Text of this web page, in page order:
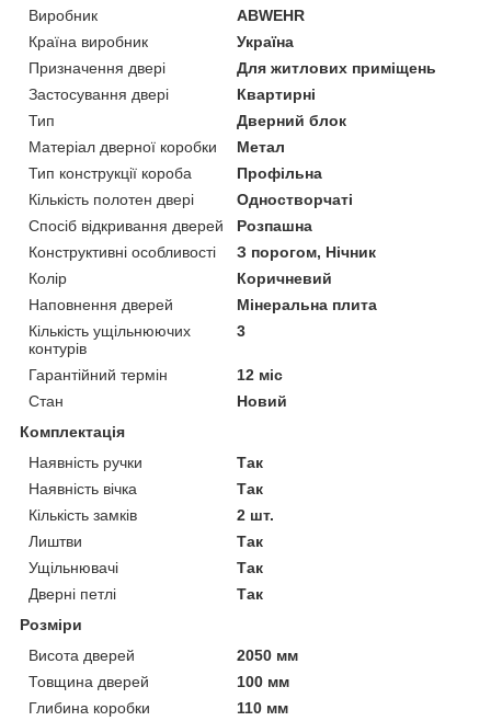
Виробник
ABWEHR
Країна виробник
Україна
Призначення двері
Для житлових приміщень
Застосування двері
Квартирні
Тип
Дверний блок
Матеріал дверної коробки
Метал
Тип конструкції короба
Профільна
Кількість полотен двері
Одностворчаті
Спосіб відкривання дверей
Розпашна
Конструктивні особливості
З порогом, Нічник
Колір
Коричневий
Наповнення дверей
Мінеральна плита
Кількість ущільнюючих
контурів
3
Гарантійний термін
12 міс
Стан
Новий
Комплектація
Наявність ручки
Так
Наявність вічка
Так
Кількість замків
2 шт.
Лиштви
Так
Ущільнювачі
Так
Дверні петлі
Так
Розміри
Висота дверей
2050 мм
Товщина дверей
100 мм
Глибина коробки
110 мм